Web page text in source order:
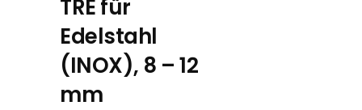
TRE für
Edelstahl
(INOX), 8 – 12
mm